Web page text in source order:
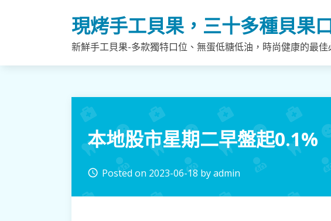
現烤手工貝果，三十多種貝果
新鮮手工貝果-多款獨特口位、無蛋低糖低油，時尚健康的最
本地股市星期二早盤起0.1%
access_time Posted on 2023-06-18 byadmin